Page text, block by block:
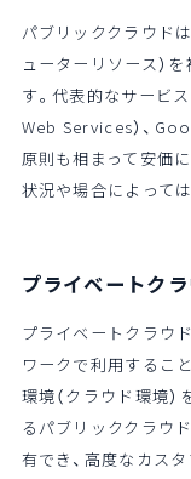
パブリッククラウド
ューターリソース）
す。代表的なサービ
Web Services）、
原則も相まって安価
状況や場合によって
プライベートク
プライベートクラウ
ワークで利用するこ
環境（クラウド環境
るパブリッククラウ
有でき、高度なカス